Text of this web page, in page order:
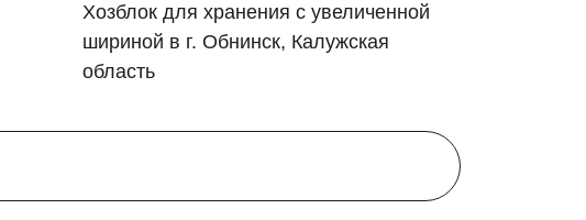
Хозблок для хранения с увеличенной
шириной в г. Обнинск, Калужская
область